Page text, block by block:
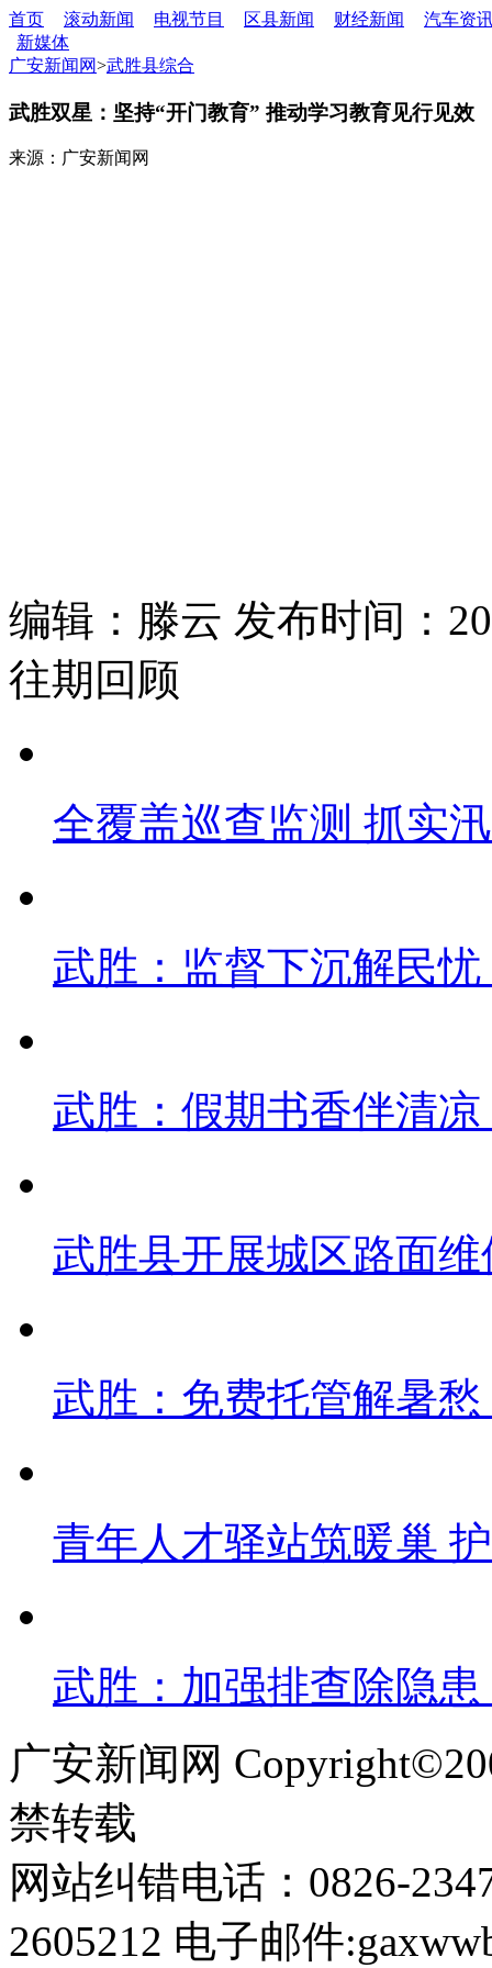
首页 滚动新闻 电视节目 区县新闻 财经新闻
汽车资
新媒体
广安新闻网>武胜县综合
武胜双星：坚持“开门教育” 推动学习教育见行见效
来源：广安新闻网
编辑：滕云 发布时间：
往期回顾
全覆盖巡查监测 抓实
武胜：监督下沉解民
武胜：假期书香伴清
武胜县开展城区路面
武胜：免费托管解暑
青年人才驿站筑暖巢
武胜：加强排查除隐
广安新闻网
禁转载
网站纠错电话：0826-
2605212 电子邮件